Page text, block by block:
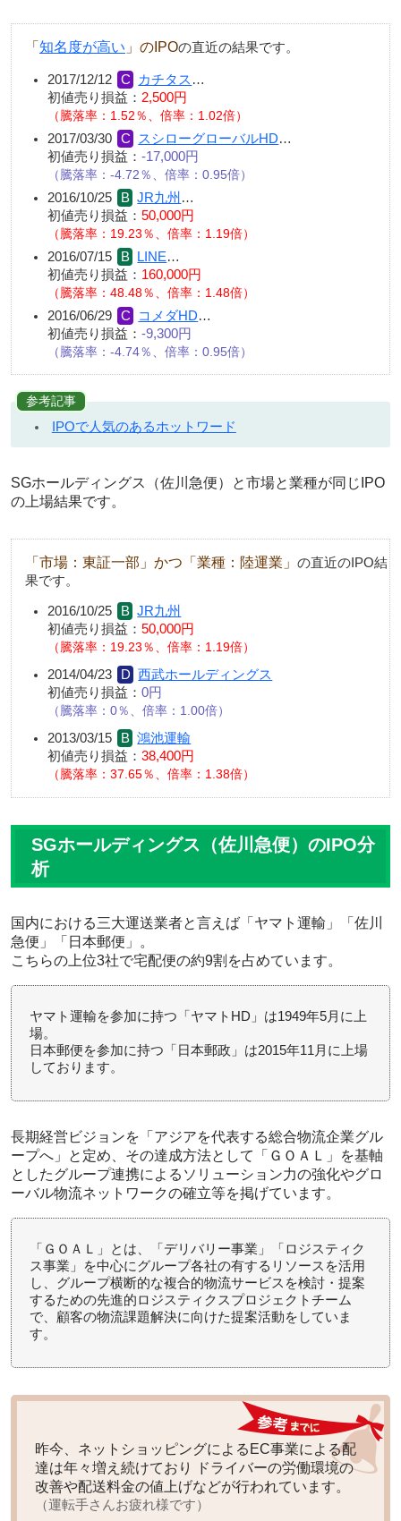
「知名度が高い 」のIPOの直近の結果です。
2017/12/12 カチタス …
初値売り損益： 2,500円
（騰落率：1.52％、倍率：1.02倍）
2017/03/30 スシローグローバルHD…
初値売り損益： -17,000円
（騰落率：-4.72％、倍率：0.95倍）
2016/10/25 JR九州 …
初値売り損益： 50,000円
（騰落率：19.23％、倍率：1.19倍）
2016/07/15 LINE…
初値売り損益： 160,000円
（騰落率：48.48％、倍率：1.48倍）
2016/06/29 コメダHD…
初値売り損益： -9,300円
（騰落率：-4.74％、倍率：0.95倍）
参考記事
IPOで人気のあるホットワード
SGホールディングス（佐川急便）と市場と業種が同じIPO
の上場結果です。
「市場：東証一部」かつ「業種：陸運業」 の直近のIPO結
果です。
2016/10/25
JR九州
初値売り損益： 50,000円
騰落率：19.23％、倍率：1.19倍
2014/04/23
西武ホールディングス
初値売り損益： 0円
騰落率：0％、倍率：1.00倍
2013/03/15
鴻池運輸
初値売り損益： 38,400円
騰落率：37.65％、倍率：1.38倍
SGホールディングス（佐川急便）のIPO分
析
国内における三大運送業者と言えば「ヤマト運輸」「佐川
急便」「日本郵便」。
こちらの 上位3社で宅配便の約9割 を占めています。
ヤマト運輸を参加に持つ「ヤマトHD」は1949年5月に上
場。
日本郵便を参加に持つ「日本郵政」は2015年11月に上場
しております。
長期経営ビジョンを 「アジアを代表する総合物流企業グル
ープへ」
と定め、その達成方法として「ＧＯＡＬ」を基軸
としたグループ連携によるソリューション力の強化やグロ
ーバル物流ネットワークの確立等を掲げています。
「ＧＯＡＬ」とは、「デリバリー事業」「ロジスティク
ス事業」を中心にグループ各社の有するリソースを活用
し、グループ横断的な複合的物流サービスを検討・提案
するための先進的ロジスティクスプロジェクトチーム
で、顧客の物流課題解決に向けた提案活動をしていま
す。
昨今、ネットショッピングによるEC事業による配
達は年々増え続けており ドライバーの労働環境の
改善や配送料金の値上げなどが行われています。
（運転手さんお疲れ様です）